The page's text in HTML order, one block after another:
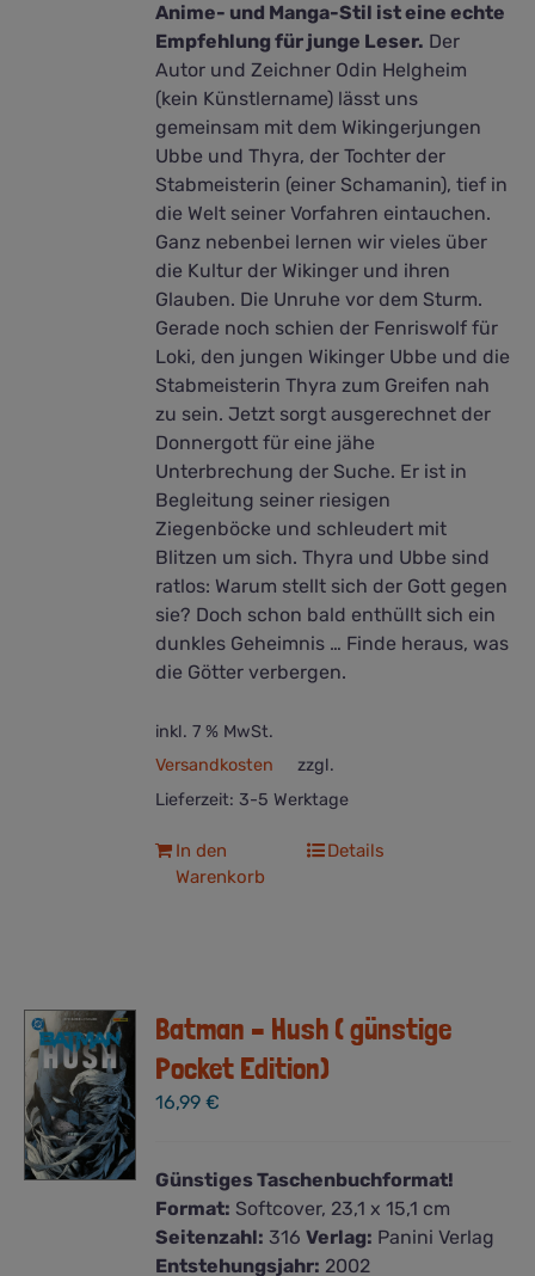
Anime- und Manga-Stil ist eine echte
Empfehlung für junge Leser. Der
Autor und Zeichner Odin Helgheim
(kein Künstlername) lässt uns
gemeinsam mit dem Wikingerjungen
Ubbe und Thyra, der Tochter der
Stabmeisterin (einer Schamanin), tief in
die Welt seiner Vorfahren eintauchen.
Ganz nebenbei lernen wir vieles über
die Kultur der Wikinger und ihren
Glauben. Die Unruhe vor dem Sturm.
Gerade noch schien der Fenriswolf für
Loki, den jungen Wikinger Ubbe und die
Stabmeisterin Thyra zum Greifen nah
zu sein. Jetzt sorgt ausgerechnet der
Donnergott für eine jähe
Unterbrechung der Suche. Er ist in
Begleitung seiner riesigen
Ziegenböcke und schleudert mit
Blitzen um sich. Thyra und Ubbe sind
ratlos: Warum stellt sich der Gott gegen
sie? Doch schon bald enthüllt sich ein
dunkles Geheimnis … Finde heraus, was
die Götter verbergen.
inkl. 7 % MwSt.
zzgl.
Versandkosten
Lieferzeit: 3-5 Werktage
In den
Warenkorb
Details
Batman – Hush ( günstige
Pocket Edition)
16,99€
Günstiges Taschenbuchformat!
Format: Softcover, 23,1 x 15,1 cm
Seitenzahl: 316Verlag: Panini Verlag
Entstehungsjahr: 2002